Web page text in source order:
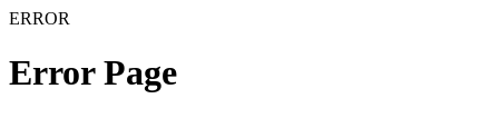
ERROR
Error Page